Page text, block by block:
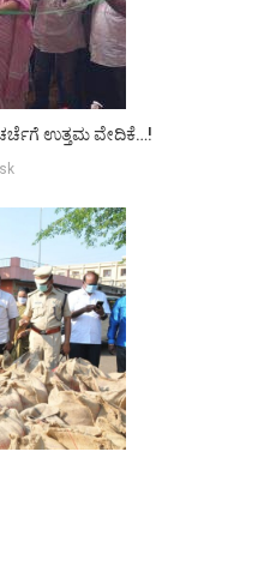
ಉತ್ತಮ ವೇದಿಕೆ…!